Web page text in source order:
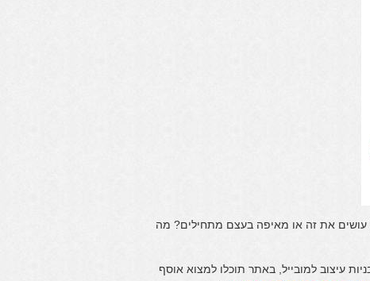
עושים את זה או מאיפה בעצם מתחילים? מה
עיצוב למובייל, באתר תוכלו למצוא אוסף